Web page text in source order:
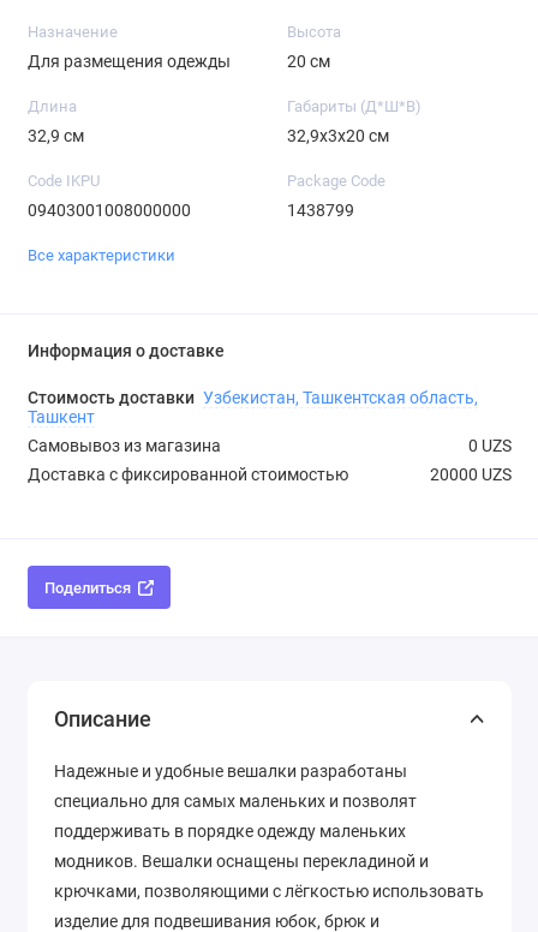
Назначение
Для размещения одежды
Высота
20 см
Длина
32,9 см
Габариты (Д*Ш*В)
32,9х3х20 см
Code IKPU
09403001008000000
Package Code
1438799
Все характеристики
Информация о доставке
Стоимость доставки Узбекистан, Ташкентская область,
Ташкент
Самовывоз из магазина
0 UZS
Доставка с фиксированной стоимостью
20000 UZS
Поделиться
Описание
Надежные и удобные вешалки разработаны
специально для самых маленьких и позволят
поддерживать в порядке одежду маленьких
модников. Вешалки оснащены перекладиной и
крючками, позволяющими с лёгкостью использовать
изделие для подвешивания юбок, брюк и